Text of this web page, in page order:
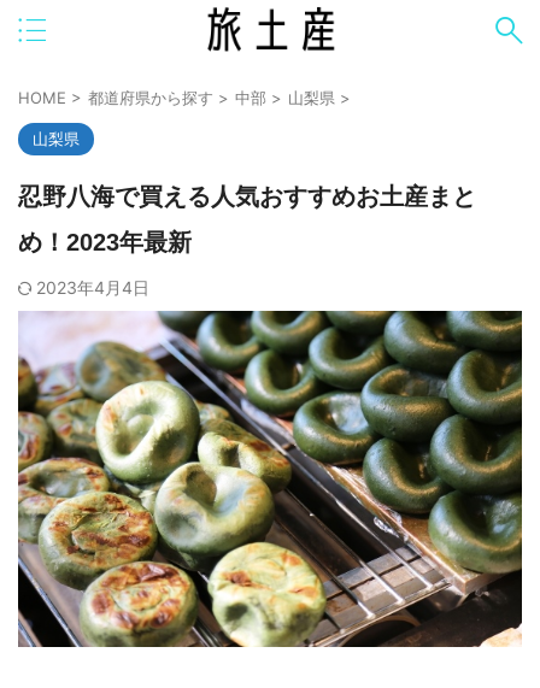
HOME > 都道府県から探す > 中部 > 山梨県 >
山梨県
忍野八海で買える人気おすすめお土産まと
め！2023年最新
2023年4月4日